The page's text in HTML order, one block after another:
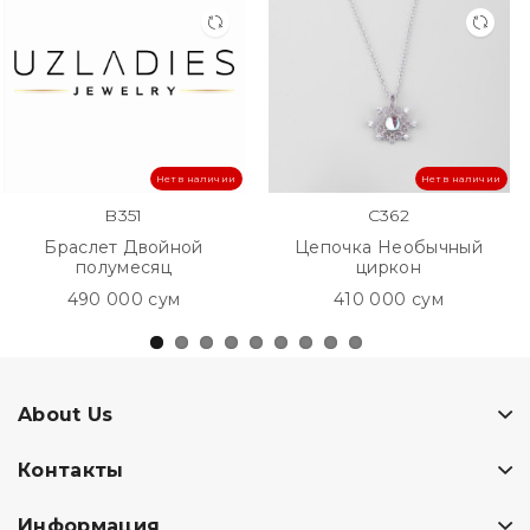
Нет в наличии
B351
Браслет Двойной
полумесяц
490 000 сум
Нет в наличии
C362
Цепочка Необычный
циркон
410 000 сум
About Us
Контакты